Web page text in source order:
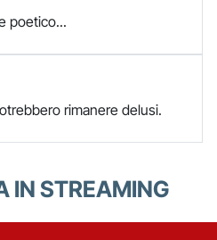
poetico...
rimanere delusi.
IN STREAMING